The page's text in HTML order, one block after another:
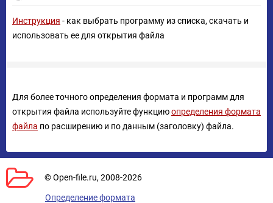
Инструкция - как выбрать программу из списка, скачать и
использовать ее для открытия файла
Для более точного определения формата и программ для
открытия файла используйте функциюопределения формата
файла по расширению и по данным (заголовку) файла.
© Open-file.ru, 2008-2026
Определение формата